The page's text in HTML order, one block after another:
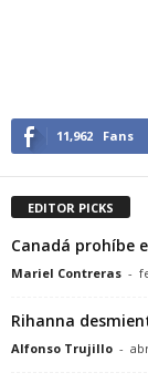
11,962 Fans
EDITOR PICKS
Canadá prohíbe
Mariel Contreras -
Rihanna
Alfonso Trujillo -